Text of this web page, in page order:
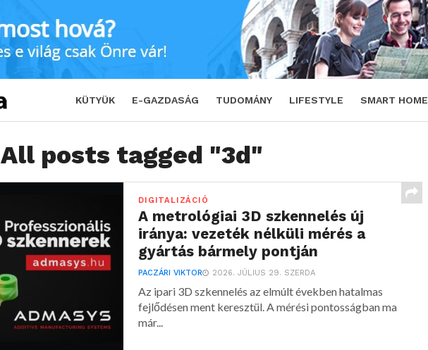
KÜTYÜK E-GAZDASÁG TUDOMÁNY LIFESTYLE SMART HOME
All posts tagged "3d"
DIGITALIZÁCIÓ
A metrológiai 3D szkennelés új
iránya: vezeték nélküli mérés a
gyártás bármely pontján
PACZÁRI VIKTOR 2026. JÚLIUS 29. SZERDA
Az ipari 3D szkennelés az elmúlt években hatalmas
fejlődésen ment keresztül. A mérési pontosságban ma
már...